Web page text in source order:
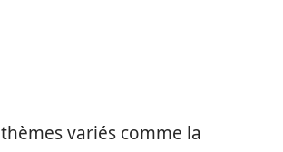
variés comme la